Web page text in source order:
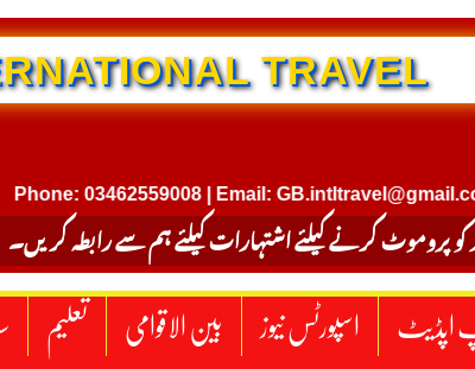
03462559008 | Email: GB.intltravel@gmail.com
کو پروموٹ کرنے کیلئے اشتہارات کیلئے ہم سے رابطہ کریں۔
اپڈیٹ اسپورٹس نیوز بین الاقوامی تعلیم